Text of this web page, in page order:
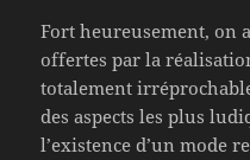
Fort heureusement, on
offertes par la
totalement
des aspects les plus
l’existence d’un mode